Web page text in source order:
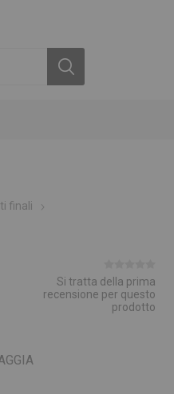
finali
Si tratta della prima
recensione per questo
prodotto